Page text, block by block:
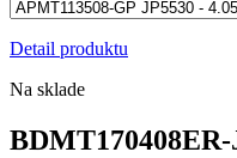
Detail produktu
Na sklade
BDMT170408ER-